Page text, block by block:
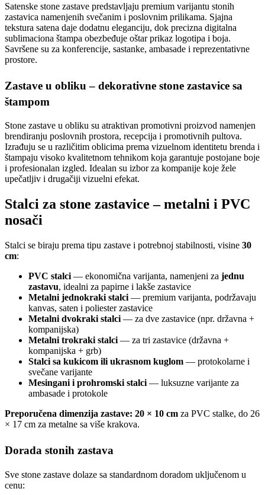
Satenske stone zastave predstavljaju premium varijantu stonih
zastavica namenjenih svečanim i poslovnim prilikama. Sjajna
tekstura satena daje dodatnu eleganciju, dok precizna digitalna
sublimaciona štampa obezbeđuje oštar prikaz logotipa i boja.
Savršene su za konferencije, sastanke, ambasade i reprezentativne
prostore.
Zastave u obliku – dekorativne stone zastavice sa
štampom
Stone zastave u obliku su atraktivan promotivni proizvod namenjen
brendiranju poslovnih prostora, recepcija i promotivnih pultova.
Izrađuju se u različitim oblicima prema vizuelnom identitetu brenda i
štampaju visoko kvalitetnom tehnikom koja garantuje postojane boje
i profesionalan izgled. Idealan su izbor za kompanije koje žele
upečatljiv i drugačiji vizuelni efekat.
Stalci za stone zastavice – metalni i PVC
nosači
Stalci se biraju prema tipu zastave i potrebnoj stabilnosti, visine 30
cm:
PVC stalci — ekonomična varijanta, namenjeni za jednu
zastavu, idealni za papirne i lakše zastavice
Metalni jednokraki stalci — premium varijanta, podržavaju
kanvas, saten i poliester zastavice
Metalni dvokraki stalci — za dve zastavice (npr. državna +
kompanijska)
Metalni trokraki stalci — za tri zastavice (državna +
kompanijska + grb)
Stalci sa kukicom ili ukrasnom kuglom — protokolarne i
svečane varijante
Mesingani i prohromski stalci — luksuzne varijante za
ambasade i protokole
Preporučena dimenzija zastave: 20 × 10 cm za PVC stalke, do 26
× 17 cm za metalne sa više krakova.
Dorada stonih zastava
Sve stone zastave dolaze sa standardnom doradom uključenom u
cenu: